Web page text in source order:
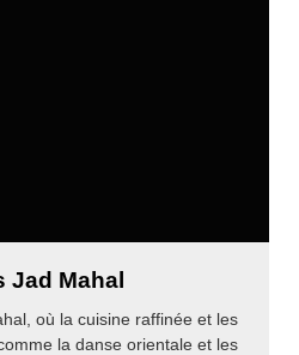
Jad Mahal
où la cuisine raffinée et les
la danse orientale et les